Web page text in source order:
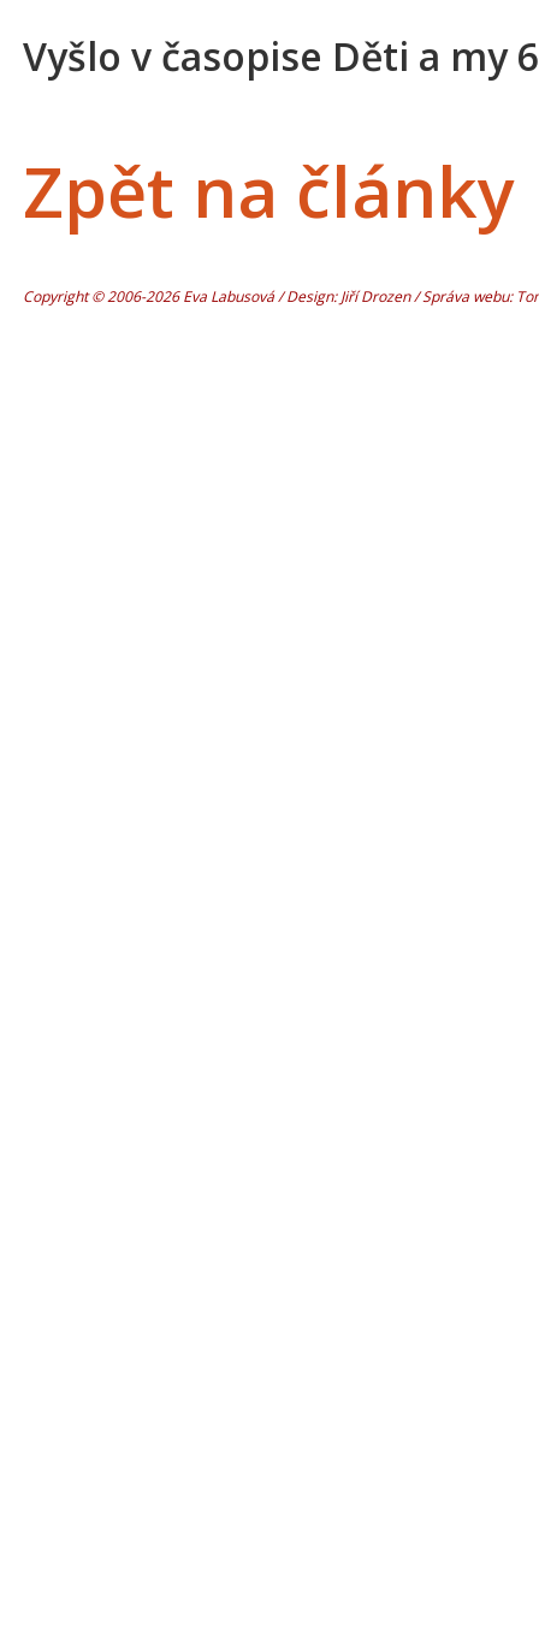
Vyšlo v časopise Děti a my
Zpět na články
Copyright © 2006-2026 Eva Labusová / Design: Jiří Drozen / Správa webu: